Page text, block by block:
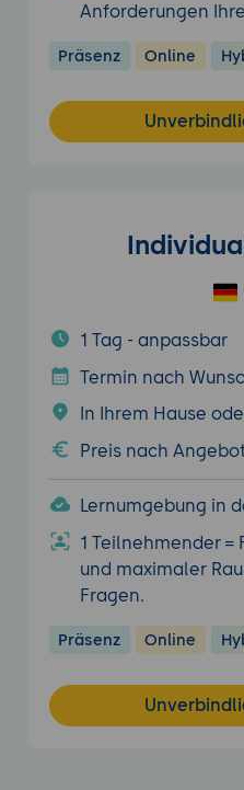
Anforderungen
Präsenz Online
1 Tag - anpassbar
Termin nach
In Ihrem Hause
Preis nach
Lernumgebung in
1 Teilnehmender =
und maximaler
Fragen.
Präsenz Online